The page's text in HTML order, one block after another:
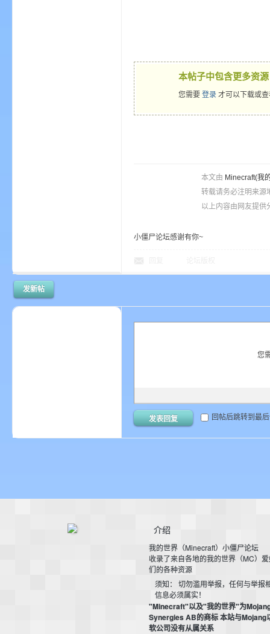
世
界
本帖子中包含更多资源
您需要 登录 才可以下载或
本文由 Minecraft(我
转载请务必注明来源
以上内容由网友提供
小僵尸论坛感谢有你~
发新帖
您
发表回复 回帖后跳转到最
介绍
我的世界（Minecraft）小僵尸论坛
收录了来自各地的我的世界（MC）
们的各种资源
须知： 切勿滥用举报，任何与举报
信息必须属实！
"Minecraft"以及"我的世界"为
Synergies AB的商标 本站与Mojang
软公司没有从属关系